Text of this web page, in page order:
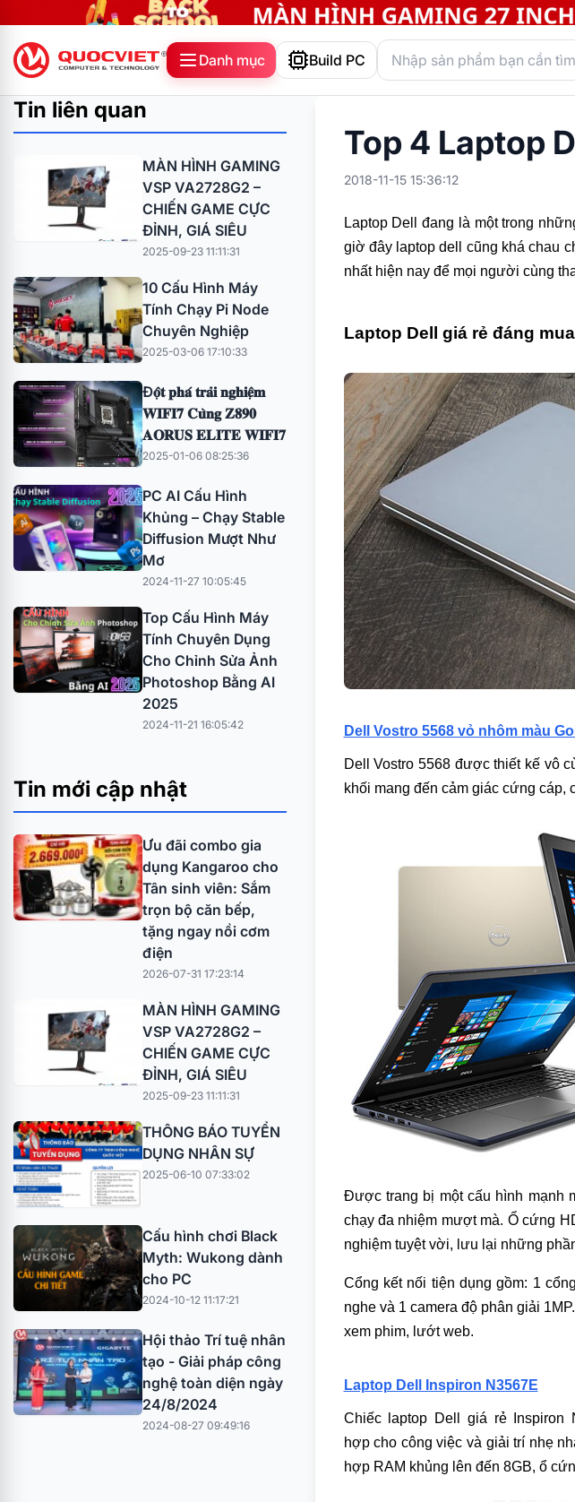
Danh mục Build PC
Tin liên quan
MÀN HÌNH GAMING
VSP VA2728G2 –
CHIẾN GAME CỰC
ĐỈNH, GIÁ SIÊU
2025-09-23 11:11:31
10 Cấu Hình Máy
Tính Chạy Pi Node
Chuyên Nghiệp
2025-03-06 17:10:33
Đ𝐨̣̂𝐭 𝐩𝐡𝐚́ 𝐭𝐫𝐚̉𝐢 𝐧𝐠𝐡𝐢𝐞̣̂𝐦
𝐖𝐈𝐅𝐈𝟕 𝐂𝐮̀𝐧𝐠 𝐙𝟖𝟗𝟎
𝐀𝐎𝐑𝐔𝐒 𝐄𝐋𝐈𝐓𝐄 𝐖𝐈𝐅𝐈𝟕
2025-01-06 08:25:36
PC AI Cấu Hình
Khủng – Chạy Stable
Diffusion Mượt Như
Mơ
2024-11-27 10:05:45
Top Cấu Hình Máy
Tính Chuyên Dụng
Cho Chỉnh Sửa Ảnh
Photoshop Bằng AI
2025
2024-11-21 16:05:42
Tin mới cập nhật
Ưu đãi combo gia
dụng Kangaroo cho
Tân sinh viên: Sắm
trọn bộ căn bếp,
tặng ngay nồi cơm
điện
2026-07-31 17:23:14
MÀN HÌNH GAMING
VSP VA2728G2 –
CHIẾN GAME CỰC
ĐỈNH, GIÁ SIÊU
2025-09-23 11:11:31
THÔNG BÁO TUYỂN
DỤNG NHÂN SỰ
2025-06-10 07:33:02
Cấu hình chơi Black
Myth: Wukong dành
cho PC
2024-10-12 11:17:21
Hội thảo Trí tuệ nhân
tạo - Giải pháp công
nghệ toàn diện ngày
24/8/2024
2024-08-27 09:49:16
Top 4 Laptop
2018-11-15 15:36:12
Laptop Dell đang là một trong
giờ đây laptop dell cũng khá chau
nhất hiện nay để mọi người cùng
Laptop Dell giá rẻ đáng
Dell Vostro 5568 vỏ nhôm màu
Dell Vostro 5568 được thiết kế vô
khối mang đến cảm giác cứng cáp,
Được trang bị một cấu hình mạnh
chạy đa nhiệm mượt mà. Ổ cứng
nghiệm tuyệt vời, lưu lại những
Cổng kết nối tiện dụng gồm: 1
nghe và 1 camera độ phân giải
xem phim, lướt web.
Laptop Dell Inspiron N3567E
Chiếc laptop Dell giá rẻ
hợp cho công việc và giải trí nhẹ
hợp RAM khủng lên đến 8GB, ổ